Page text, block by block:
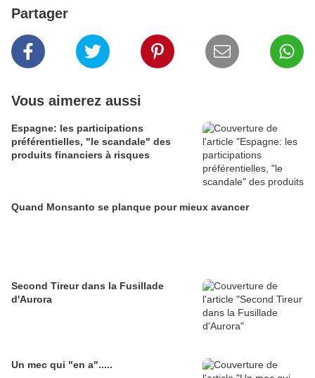
Partager
Vous aimerez aussi
Espagne: les participations
préférentielles, "le scandale" des
produits financiers à risques
Quand Monsanto se planque pour mieux avancer
Second Tireur dans la Fusillade
d'Aurora
Un mec qui "en a".....